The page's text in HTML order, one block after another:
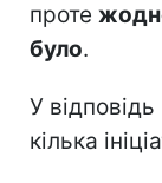
проте
було.
У
кілька